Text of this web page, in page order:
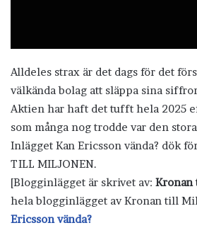
Alldeles strax är det dags för det
välkända bolag att släppa sina
Aktien har haft det tufft hela 2025
som många nog trodde var den
Inlägget Kan Ericsson vända? dök
TILL MILJONEN.
[Blogginlägget är skrivet av:
hela blogginlägget av Kronan till
Ericsson vända?